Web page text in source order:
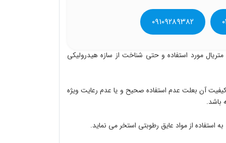
۰۹۱۰۹۲۸۹۳۸۲
مورد استفاده و حتی شناخت از سازه هیدرولیکی
کیفیت آن بعلت عدم استفاده صحیح و یا عدم رعایت ویژه
باشد.
از مواد عایق رطوبتی استخر می نماید.